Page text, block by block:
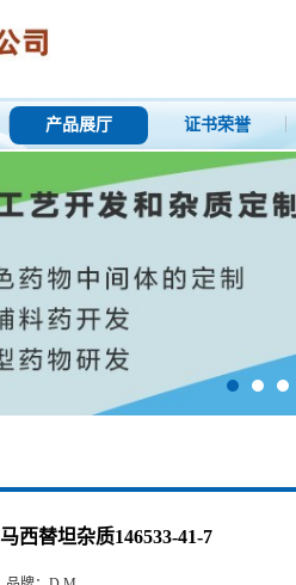
产品展厅 证书荣誉
马西替坦杂质146533-41-7